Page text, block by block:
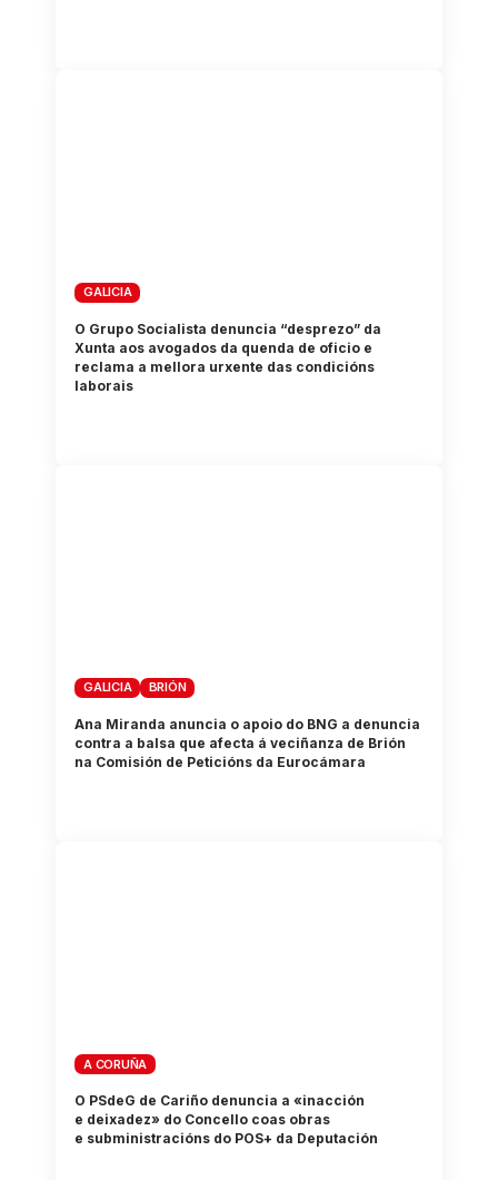
GALICIA
O Grupo Socialista denuncia “desprezo” da
Xunta aos avogados da quenda de oficio e
reclama a mellora urxente das condicións
laborais
GALICIA BRIÓN
Ana Miranda anuncia o apoio do BNG a denuncia
contra a balsa que afecta á veciñanza de Brión
na Comisión de Peticións da Eurocámara
A CORUÑA
O PSdeG de Cariño denuncia a «inacción
e deixadez» do Concello coas obras
e subministracións do POS+ da Deputación